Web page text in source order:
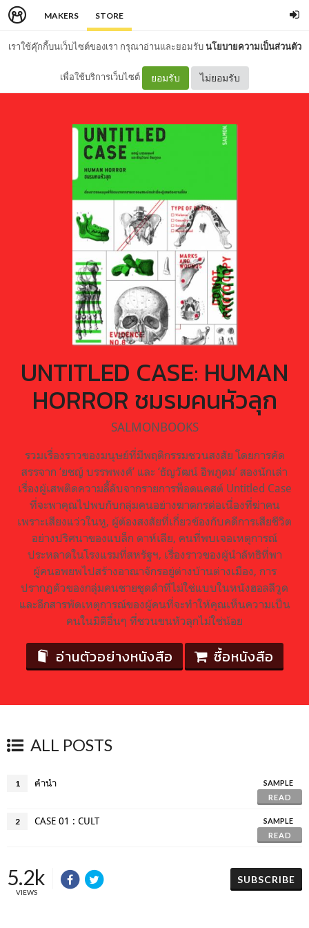
MAKERS STORE
เราใช้คุ๊กกี้บนเว็บไซต์ของเรา กรุณาอ่านและยอมรับนโยบายความเป็นส่วนตัว
เพื่อใช้บริการเว็บไซต์ ยอมรับ ไม่ยอมรับ
UNTITLED CASE: HUMAN
HORROR ชมรมคนหัวลุก
SALMONBOOKS
รวมเรื่องราวของมนุษย์ที่มีพฤติกรรมชวนสงสัย โดยการคัด
สรรจาก ‘ยชญ์ บรรพพงศ์’ และ ‘ธัญวัฒน์ อิพภูดม’ สองนักเล่า
เรื่องผู้เสพติดความลี้ลับจากรายการพ็อดแคสต์ Untitled Case
ที่จะพาคุณไปพบกับกลุ่มคนอย่างฆาตกรต่อเนื่องที่ฆ่าคน
เพราะเสียงแว่วในหู, ผู้ต้องสงสัยที่เกี่ยวข้องกับคดีการเสียชีวิต
อย่างปริศนาของแบล็ก ดาห์เลีย, คนที่พบเจอเหตุการณ์
ประหลาดในโรงแรมที่สหรัฐฯ, เรื่องราวของผู้นำลัทธิที่พา
ผู้คนอพยพไปสร้างอาณาจักรอยู่ต่างบ้านต่างเมือง, การ
ปรากฏตัวของกลุ่มคนชายชุดดำที่ไม่ใช่แบบในหนังฮอลลีวูด
และอีกสารพัดเหตุการณ์ของผู้คนที่จะทำให้คุณเห็นความเป็น
คนในมิติอื่นๆ ที่ชวนขนหัวลุกไม่ใช่น้อย
อ่านตัวอย่างหนังสือ ซื้อหนังสือ
ALL POSTS
1 คำนำ
SAMPLE
READ
2 CASE 01 : CULT
SAMPLE
READ
5.2k
VIEWS
SUBSCRIBE